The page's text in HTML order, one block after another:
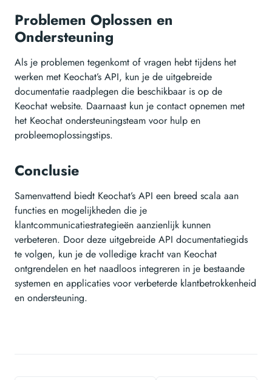
Problemen Oplossen en
Ondersteuning
Als je problemen tegenkomt of vragen hebt tijdens het
werken met Keochat’s API, kun je de uitgebreide
documentatie raadplegen die beschikbaar is op de
Keochat website. Daarnaast kun je contact opnemen met
het Keochat ondersteuningsteam voor hulp en
probleemoplossingstips.
Conclusie
Samenvattend biedt Keochat’s API een breed scala aan
functies en mogelijkheden die je
klantcommunicatiestrategieën aanzienlijk kunnen
verbeteren. Door deze uitgebreide API documentatiegids
te volgen, kun je de volledige kracht van Keochat
ontgrendelen en het naadloos integreren in je bestaande
systemen en applicaties voor verbeterde klantbetrokkenheid
en ondersteuning.